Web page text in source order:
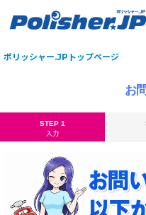
ポリッシャー.JPトップページ
お
STEP 1
入力